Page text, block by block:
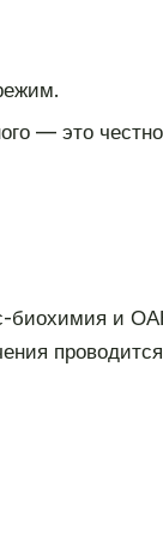
— это
биохимия и